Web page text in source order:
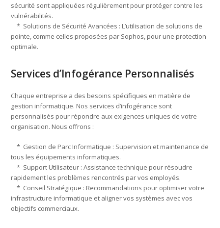
sécurité sont appliquées régulièrement pour protéger contre les
vulnérabilités.
* Solutions de Sécurité Avancées : L’utilisation de solutions de
pointe, comme celles proposées par Sophos, pour une protection
optimale.
Services d’Infogérance Personnalisés
Chaque entreprise a des besoins spécifiques en matière de
gestion informatique. Nos services d’infogérance sont
personnalisés pour répondre aux exigences uniques de votre
organisation. Nous offrons :
* Gestion de Parc Informatique : Supervision et maintenance de
tous les équipements informatiques.
* Support Utilisateur : Assistance technique pour résoudre
rapidement les problèmes rencontrés par vos employés.
* Conseil Stratégique : Recommandations pour optimiser votre
infrastructure informatique et aligner vos systèmes avec vos
objectifs commerciaux.